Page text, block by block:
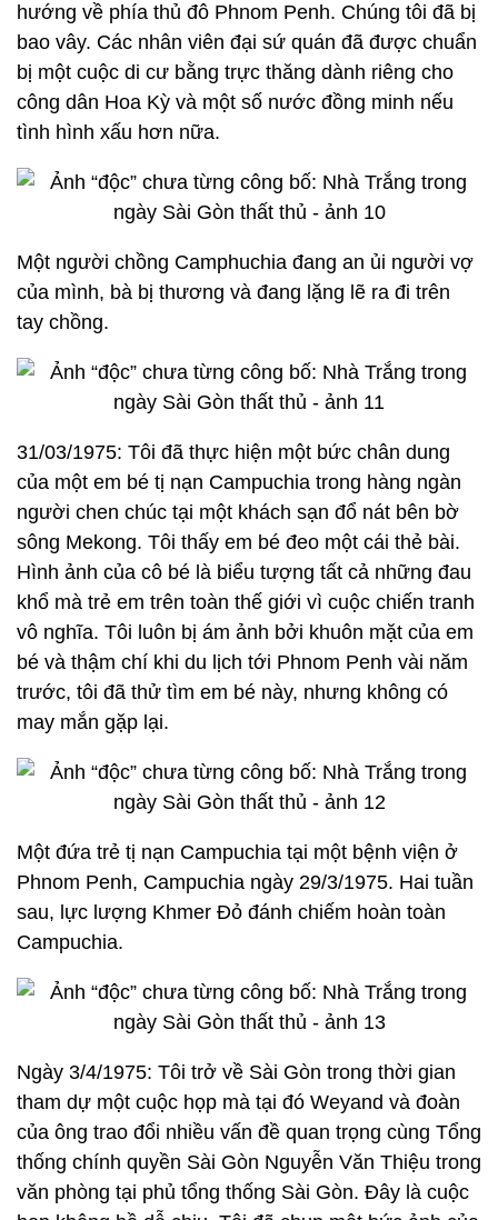
hướng về phía thủ đô Phnom Penh. Chúng tôi đã bị
bao vây. Các nhân viên đại sứ quán đã được chuẩn
bị một cuộc di cư bằng trực thăng dành riêng cho
công dân Hoa Kỳ và một số nước đồng minh nếu
tình hình xấu hơn nữa.
Một người chồng Camphuchia đang an ủi người vợ
của mình, bà bị thương và đang lặng lẽ ra đi trên
tay chồng.
31/03/1975: Tôi đã thực hiện một bức chân dung
của một em bé tị nạn Campuchia trong hàng ngàn
người chen chúc tại một khách sạn đổ nát bên bờ
sông Mekong. Tôi thấy em bé đeo một cái thẻ bài.
Hình ảnh của cô bé là biểu tượng tất cả những đau
khổ mà trẻ em trên toàn thế giới vì cuộc chiến tranh
vô nghĩa. Tôi luôn bị ám ảnh bởi khuôn mặt của em
bé và thậm chí khi du lịch tới Phnom Penh vài năm
trước, tôi đã thử tìm em bé này, nhưng không có
may mắn gặp lại.
Một đứa trẻ tị nạn Campuchia tại một bệnh viện ở
Phnom Penh, Campuchia ngày 29/3/1975. Hai tuần
sau, lực lượng Khmer Đỏ đánh chiếm hoàn toàn
Campuchia.
Ngày 3/4/1975: Tôi trở về Sài Gòn trong thời gian
tham dự một cuộc họp mà tại đó Weyand và đoàn
của ông trao đổi nhiều vấn đề quan trọng cùng Tổng
thống chính quyền Sài Gòn Nguyễn Văn Thiệu trong
văn phòng tại phủ tổng thống Sài Gòn. Đây là cuộc